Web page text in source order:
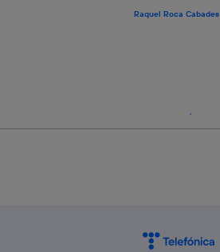
Raquel Roca Cabades